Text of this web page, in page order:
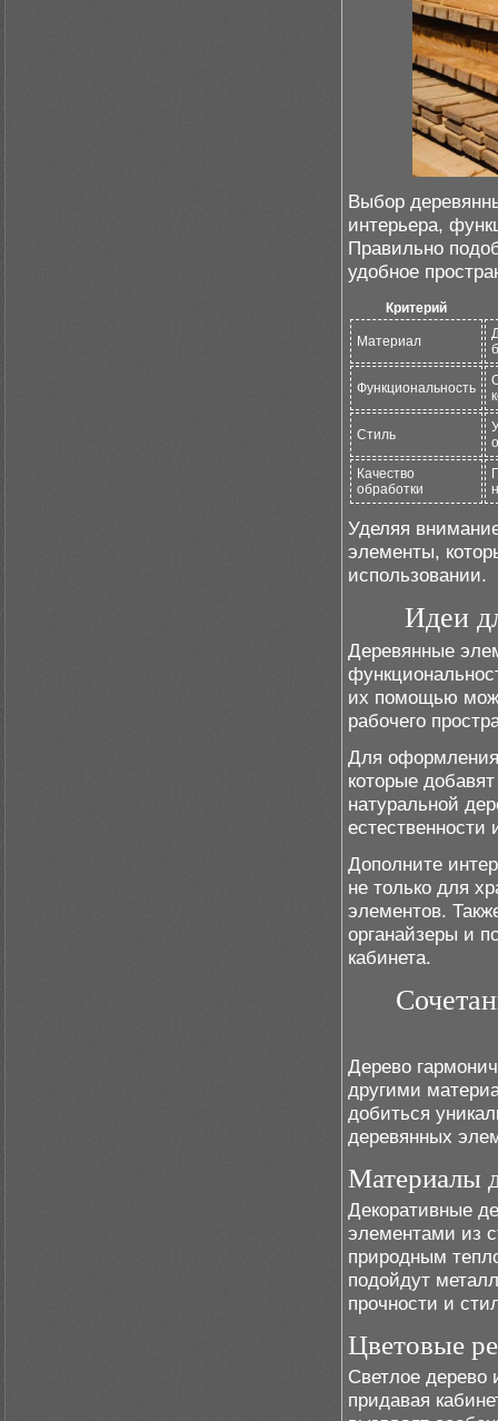
Выбор
интерьера,
Правильно
удобное
Критерий
Материал
Функциональность
Стиль
Качество
обработки
Уделяя
элементы,
использовании.
Идеи
Деревянные
их помощью
рабочего
Для
которые
натуральной
естественности
Дополните
не только для
элементов.
органайзеры и
кабинета.
Дерево
другими
добиться
деревянных
Материалы
Декоративные
элементами из
природным
подойдут
прочности и
Цветовые
Светлое дерево
придавая